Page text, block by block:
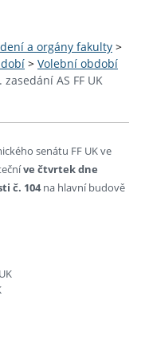
a orgány fakulty >
> Volební období
AS FF UK
senátu FF UK ve
ve čtvrtek dne
č. 104na hlavní budově